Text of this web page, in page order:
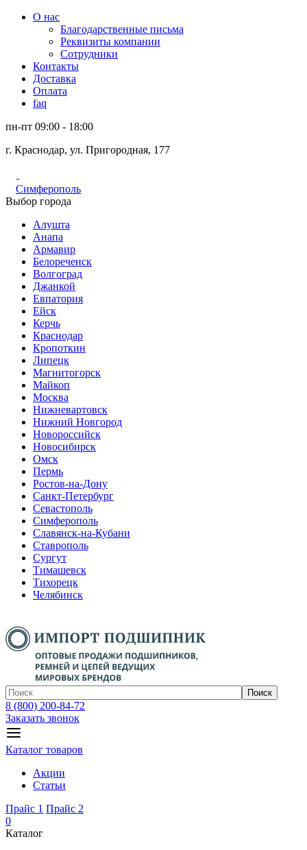
О нас
Благодарственные письма
Реквизиты компании
Сотрудники
Контакты
Доставка
Оплата
faq
пн-пт 09:00 - 18:00
г. Краснодар, ул. Пригородная, 177
Симферополь
Выбор города
Алушта
Анапа
Армавир
Белореченск
Волгоград
Джанкой
Евпатория
Ейск
Керчь
Краснодар
Кропоткин
Липецк
Магнитогорск
Майкоп
Москва
Нижневартовск
Нижний Новгород
Новороссийск
Новосибирск
Омск
Пермь
Ростов-на-Дону
Санкт-Петербург
Севастополь
Симферополь
Славянск-на-Кубани
Ставрополь
Сургут
Тимашевск
Тихорецк
Челябинск
Поиск
8 (800) 200-84-72
Заказать звонок
Каталог товаров
Акции
Статьи
Прайс 1 Прайс 2
0
Каталог